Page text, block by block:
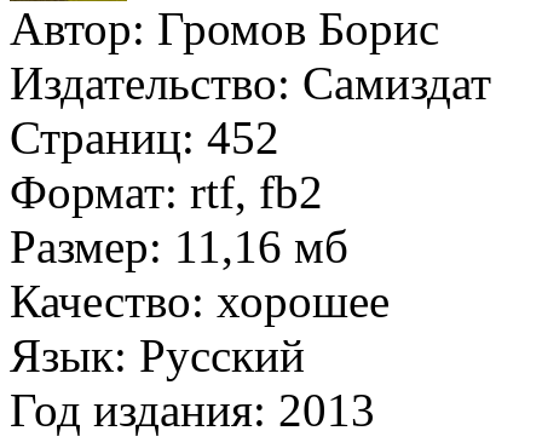
Автор: Громов Борис
Издательство: Самиздат
Страниц: 452
Формат: rtf, fb2
Размер: 11,16 мб
Качество: хорошее
Язык: Русский
Год издания: 2013